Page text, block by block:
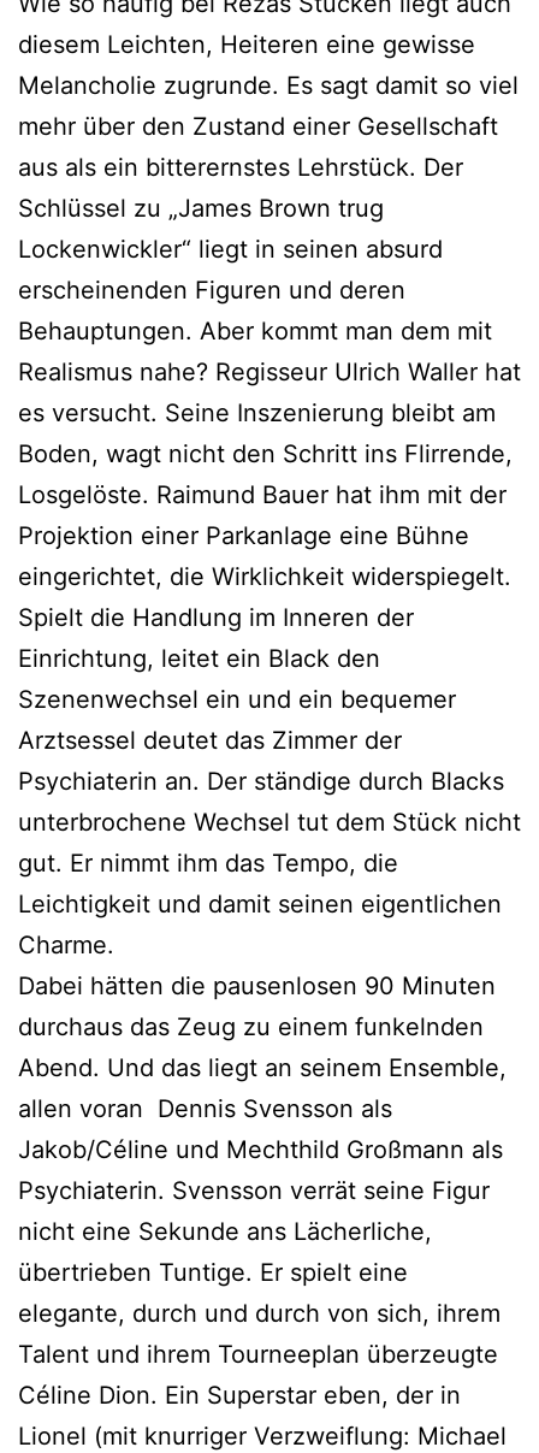
diesem Leichten, Heiteren eine gewisse
Melancholie zugrunde. Es sagt damit so viel
mehr über den Zustand einer Gesellschaft
aus als ein bitterernstes Lehrstück. Der
Schlüssel zu „James Brown trug
Lockenwickler“ liegt in seinen absurd
erscheinenden Figuren und deren
Behauptungen. Aber kommt man dem mit
Realismus nahe? Regisseur Ulrich Waller hat
es versucht. Seine Inszenierung bleibt am
Boden, wagt nicht den Schritt ins Flirrende,
Losgelöste. Raimund Bauer hat ihm mit der
Projektion einer Parkanlage eine Bühne
eingerichtet, die Wirklichkeit widerspiegelt.
Spielt die Handlung im Inneren der
Einrichtung, leitet ein Black den
Szenenwechsel ein und ein bequemer
Arztsessel deutet das Zimmer der
Psychiaterin an. Der ständige durch Blacks
unterbrochene Wechsel tut dem Stück nicht
gut. Er nimmt ihm das Tempo, die
Leichtigkeit und damit seinen eigentlichen
Charme.
Dabei hätten die pausenlosen 90 Minuten
durchaus das Zeug zu einem funkelnden
Abend. Und das liegt an seinem Ensemble,
allen voran Dennis Svensson als
Jakob/Céline und Mechthild Großmann als
Psychiaterin. Svensson verrät seine Figur
nicht eine Sekunde ans Lächerliche,
übertrieben Tuntige. Er spielt eine
elegante, durch und durch von sich, ihrem
Talent und ihrem Tourneeplan überzeugte
Céline Dion. Ein Superstar eben, der in
Lionel (mit knurriger Verzweiflung: Michael